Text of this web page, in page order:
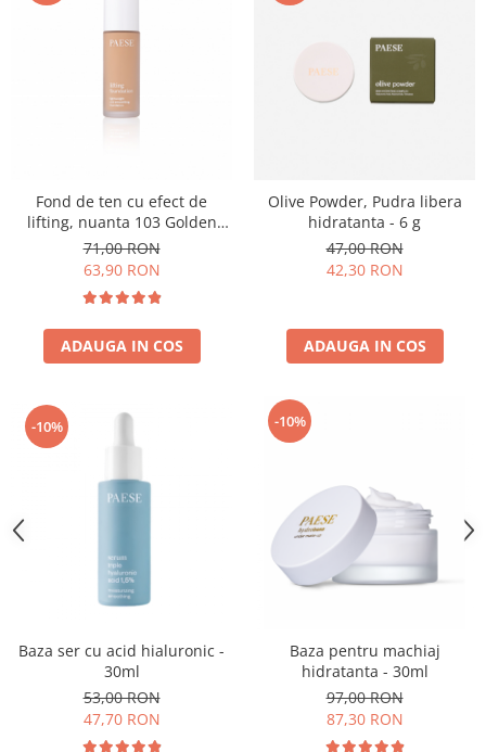
Fond de ten cu efect de
lifting, nuanta 103 Golden
Beige - 30ml
71,00 RON
63,90 RON
ADAUGA IN COS
Olive Powder, Pudra libera
hidratanta - 6 g
47,00 RON
42,30 RON
ADAUGA IN COS
-10%
Baza ser cu acid hialuronic -
30ml
53,00 RON
47,70 RON
-10%
Baza pentru machiaj
hidratanta - 30ml
97,00 RON
87,30 RON